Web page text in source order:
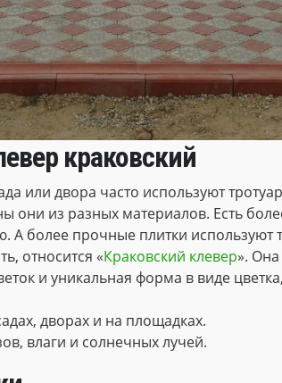
краковский
или двора часто используют
они из разных материалов. Есть
А более прочные плитки используют
относится «Краковский клевер».
и уникальная форма в виде
дворах и на площадках.
влаги и солнечных лучей.